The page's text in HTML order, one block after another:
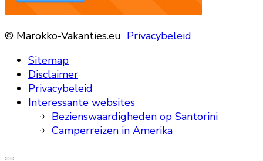
© Marokko-Vakanties.eu Privacybeleid
Sitemap
Disclaimer
Privacybeleid
Interessante websites
Bezienswaardigheden op Santorini
Camperreizen in Amerika